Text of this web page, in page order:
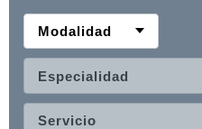
Modalidad
Especialidad
Servicio